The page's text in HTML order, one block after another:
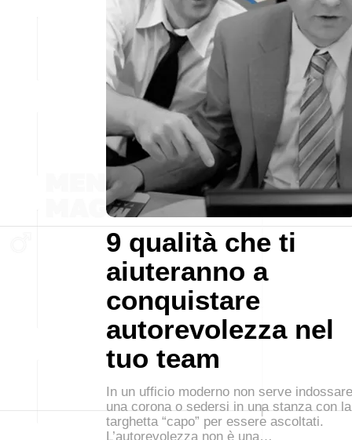
9 qualità che ti
aiuteranno a
conquistare
autorevolezza nel
tuo team
In un ufficio moderno non serve indossare
una corona o sedersi in una stanza con la
targhetta “capo” per essere ascoltati.
L’autorevolezza non è una…